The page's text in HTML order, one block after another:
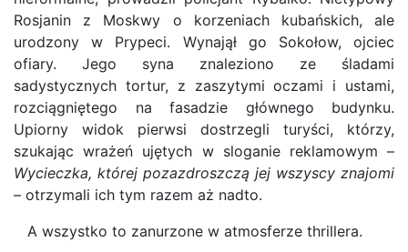
Rosjanin z Moskwy o korzeniach kubańskich, ale
urodzony w Prypeci. Wynajął go Sokołow, ojciec
ofiary. Jego syna znaleziono ze śladami
sadystycznych tortur, z zaszytymi oczami i ustami,
rozciągniętego na fasadzie głównego budynku.
Upiorny widok pierwsi dostrzegli turyści, którzy,
szukając wrażeń ujętych w sloganie reklamowym –
Wycieczka, której pozazdroszczą jej wszyscy znajomi
– otrzymali ich tym razem aż nadto.
A wszystko to zanurzone w atmosferze thrillera.